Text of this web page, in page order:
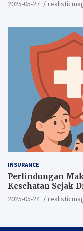
2025-05-27
INSURANCE
Perlindungan
Kesehatan Sejak
2025-05-24